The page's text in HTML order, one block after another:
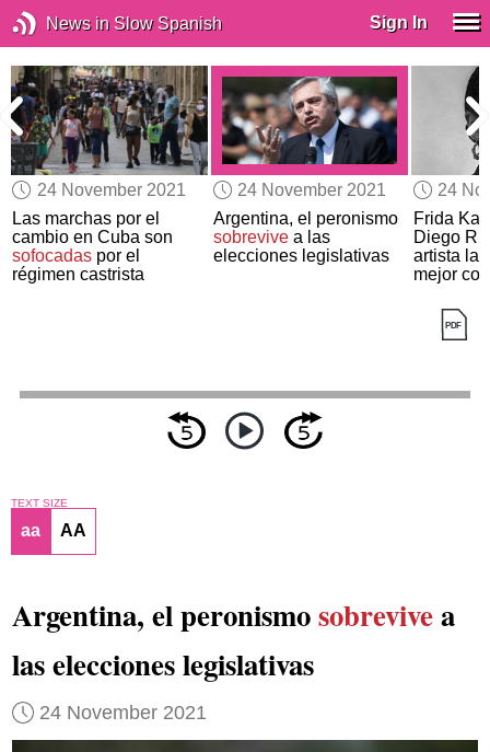
News in Slow Spanish Sign In
24 November 2021
Las marchas por el
cambio en Cuba son
sofocadas por el
régimen castrista
24 November 2021
Argentina, el peronismo
sobrevivea las
elecciones legislativas
24
Frida
Diego
artista
mejor
TEXT SIZE
aa AA
Argentina, el peronismosobrevivea
las elecciones legislativas
24 November 2021